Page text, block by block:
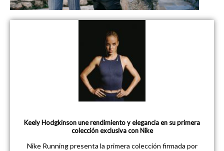
Keely Hodgkinson une rendimiento y elegancia en su primera
colección exclusiva con Nike
Nike Running presenta la primera colección firmada por